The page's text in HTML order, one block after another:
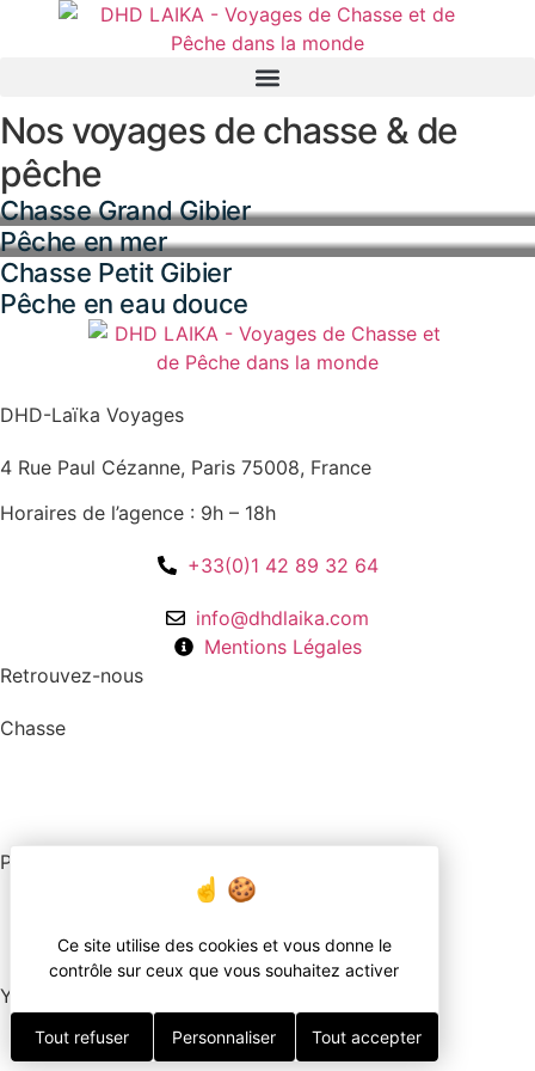
Nos voyages de chasse & de
pêche
Chasse Grand Gibier
Pêche en mer
Chasse Petit Gibier
Pêche en eau douce
DHD-Laïka Voyages
4 Rue Paul Cézanne, Paris 75008, France
Horaires de l’agence : 9h – 18h
+33(0)1 42 89 32 64
info@dhdlaika.com
Mentions Légales
Retrouvez-nous
Chasse
Pêche
YouTube
Panneau de gestion des cookies
Ce site utilise des cookies et vous donne le
contrôle sur ceux que vous souhaitez activer
Tout accepter
Tout refuser Personnaliser